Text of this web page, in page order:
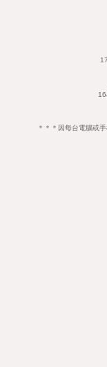
＊＊＊因每台電腦或